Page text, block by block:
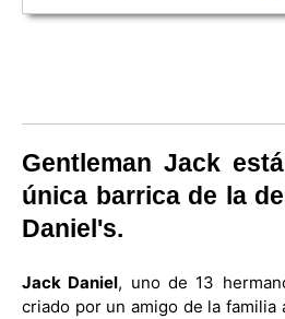
Gentleman Jack
única barrica de la
Daniel's.
Jack Daniel, uno de 13
criado por un amigo de la familia